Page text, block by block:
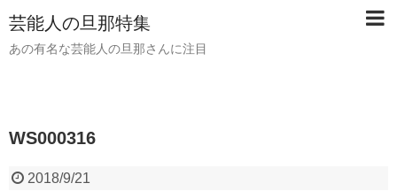
芸能人の旦那特集
あの有名な芸能人の旦那さんに注目
WS000316
2018/9/21